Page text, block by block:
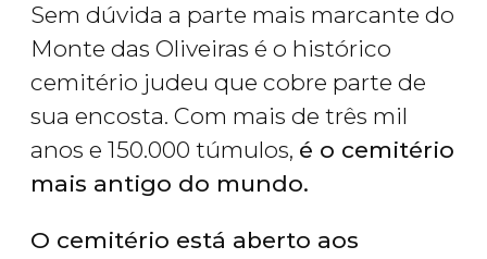
Sem dúvida a parte mais marcante do
Monte das Oliveiras é o histórico
cemitério judeu que cobre parte de
sua encosta. Com mais de três mil
anos e 150.000 túmulos, é o cemitério
mais antigo do mundo.
O cemitério está aberto aos